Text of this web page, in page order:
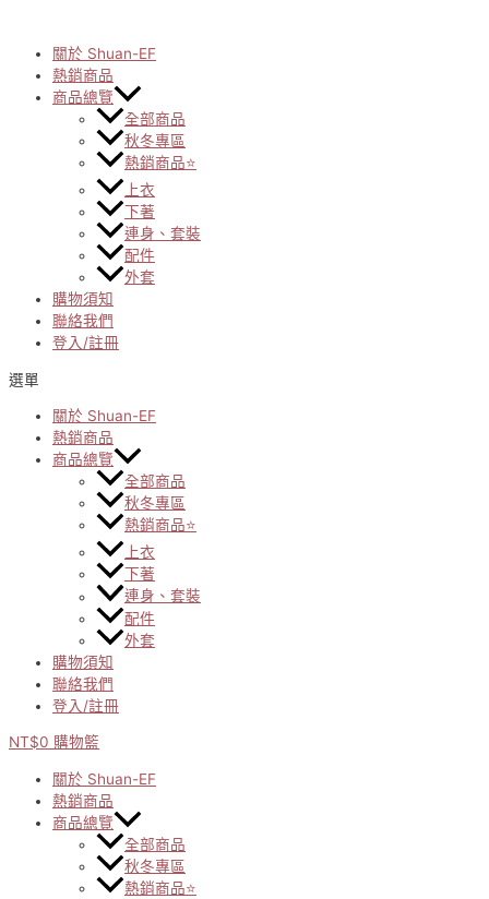
content關於 Shuan-EF
熱銷商品
商品總覽
全部商品
秋冬專區
熱銷商品⭐
上衣
下著
連身、套裝
配件
外套
購物須知
聯絡我們
登入/註冊
選單
關於 Shuan-EF
熱銷商品
商品總覽
全部商品
秋冬專區
熱銷商品⭐
上衣
下著
連身、套裝
配件
外套
購物須知
聯絡我們
登入/註冊
NT$0 購物籃
關於 Shuan-EF
熱銷商品
商品總覽
全部商品
秋冬專區
熱銷商品⭐